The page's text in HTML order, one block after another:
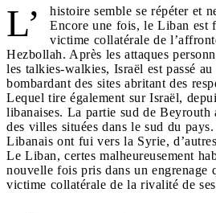
L’
histoire semble se répéter et
Encore une fois, le Liban est
victime collatérale de
Hezbollah. Après les attaques
les talkies-walkies, Israël est passé
bombardant des sites abritant des
Lequel tire également sur Israël,
libanaises. La partie sud de Beyrouth
des villes situées dans le sud du
Libanais ont fui vers la Syrie,
Le Liban, certes malheureusement
nouvelle fois pris dans un engrenage
victime collatérale de la rivalité de